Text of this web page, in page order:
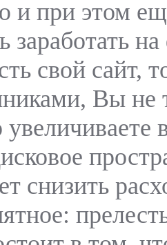
и при этом
заработать
свой сайт,
Вы не
снизить